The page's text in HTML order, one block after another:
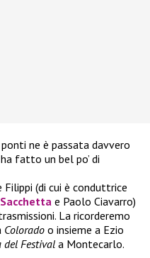
ne è passata davvero
fatto un bel po’ di
(di cui è conduttrice
e Paolo Ciavarro)
La ricorderemo
Colorado o insieme a Ezio
del Festival a Montecarlo.